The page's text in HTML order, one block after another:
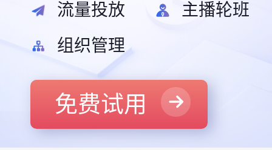
流量投放
主播轮班
组织管理
免费试用